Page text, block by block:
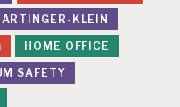
KLEIN
HOME OFFICE
SAFETY